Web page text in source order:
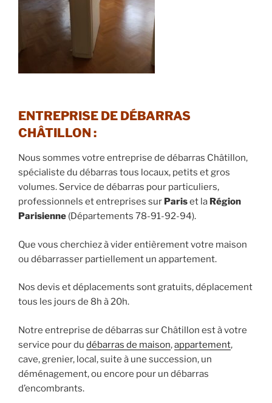
ENTREPRISE DE DÉBARRAS
CHÂTILLON :
Nous sommes votre entreprise de débarras Châtillon,
spécialiste du débarras tous locaux, petits et gros
volumes. Service de débarras pour particuliers,
professionnels et entreprises sur Pariset la Région
Parisienne (Départements 78-91-92-94).
Que vous cherchiez à vider entièrement votre maison
ou débarrasser partiellement un appartement.
Nos devis et déplacements sont gratuits, déplacement
tous les jours de 8h à 20h.
Notre entreprise de débarras sur Châtillon est à votre
service pour du débarras de maison,appartement,
cave, grenier, local, suite à une succession, un
déménagement, ou encore pour un débarras
d’encombrants.